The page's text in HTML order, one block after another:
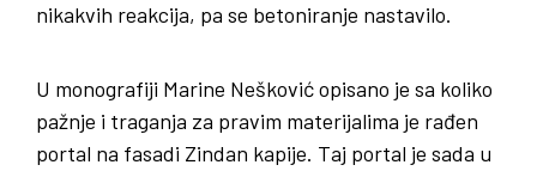
nikakvih reakcija, pa se betoniranje nastavilo.
U monografiji Marine Nešković opisano je sa koliko
pažnje i traganja za pravim materijalima je rađen
portal na fasadi Zindan kapije. Taj portal je sada u